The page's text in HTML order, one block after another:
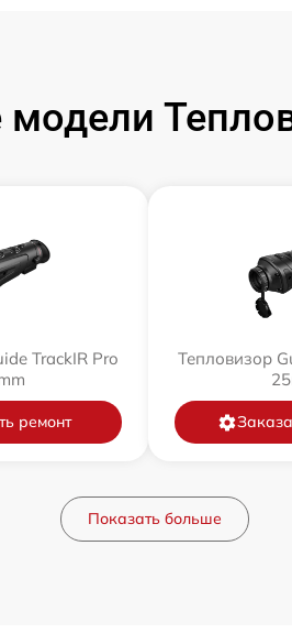
TrackIR Pro
ремонт
Тепловизор
Показать больше